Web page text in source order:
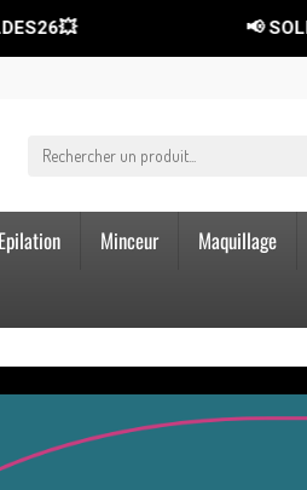
📢
Epilation Minceur Maquillage
Chèque, Virement
en 4 fois sans frais !